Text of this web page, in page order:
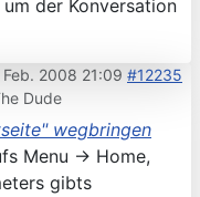
um der Konversation
Feb. 2008 21:09 #12235
Dude
wegbringen
Menu -> Home,
gibts